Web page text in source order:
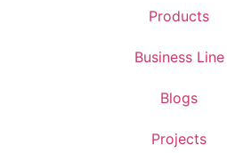
Products
Business Line
Blogs
Projects